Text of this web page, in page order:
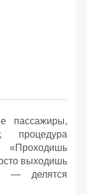
пассажиры,
процедура
«Проходишь
выходишь
— делятся